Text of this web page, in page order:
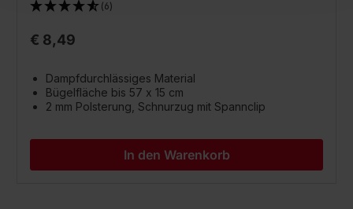
(6)
€ 8,49
Dampfdurchlässiges Material
Bügelfläche bis 57 x 15 cm
2 mm Polsterung, Schnurzug mit Spannclip
In den Warenkorb